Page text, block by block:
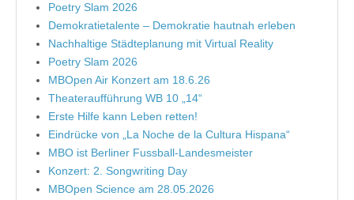
Poetry Slam 2026
Demokratietalente – Demokratie hautnah erleben
Nachhaltige Städteplanung mit Virtual Reality
Poetry Slam 2026
MBOpen Air Konzert am 18.6.26
Theateraufführung WB 10 „14“
Erste Hilfe kann Leben retten!
Eindrücke von „La Noche de la Cultura Hispana“
MBO ist Berliner Fussball-Landesmeister
Konzert: 2. Songwriting Day
MBOpen Science am 28.05.2026